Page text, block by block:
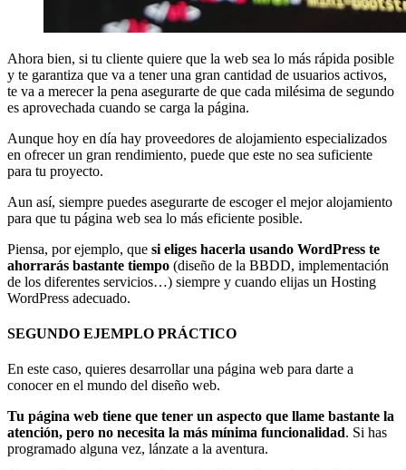
Ahora bien, si tu cliente quiere que la web sea lo más rápida posible
y te garantiza que va a tener una gran cantidad de usuarios activos,
te va a merecer la pena asegurarte de que cada milésima de segundo
es aprovechada cuando se carga la página.
Aunque hoy en día hay proveedores de alojamiento especializados
en ofrecer un gran rendimiento, puede que este no sea suficiente
para tu proyecto.
Aun así, siempre puedes asegurarte de escoger el mejor alojamiento
para que tu página web sea lo más eficiente posible.
Piensa, por ejemplo, que si eliges hacerla usando WordPress te
ahorrarás bastante tiempo (diseño de la BBDD, implementación
de los diferentes servicios…) siempre y cuando elijas un Hosting
WordPress adecuado.
SEGUNDO EJEMPLO PRÁCTICO
En este caso, quieres desarrollar una página web para darte a
conocer en el mundo del diseño web.
Tu página web tiene que tener un aspecto que llame bastante la
atención, pero no necesita la más mínima funcionalidad. Si has
programado alguna vez, lánzate a la aventura.